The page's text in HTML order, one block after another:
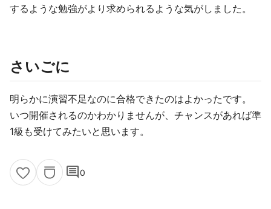
するような勉強がより求められるような気がしました。
さいごに
明らかに演習不足なのに合格できたのはよかったです。
いつ開催されるのかわかりませんが、チャンスがあれば準
1級も受けてみたいと思います。
comment0